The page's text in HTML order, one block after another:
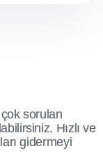
sorulan
Hızlı ve
gidermeyi